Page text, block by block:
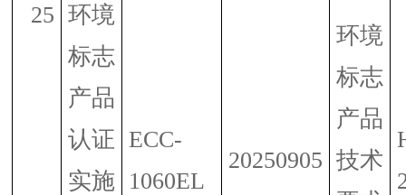
25 环境
标志
产品
认证
实施
ECC-
1060EL
20250905
环境
标志
产品
技术